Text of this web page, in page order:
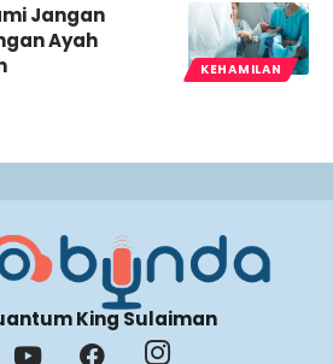
KEHAMILAN
Jangan
Ayah
King Sulaiman